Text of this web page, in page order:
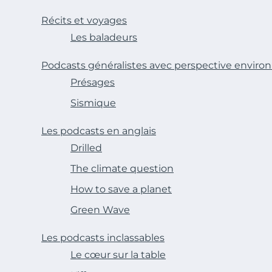
Récits et voyages
Les baladeurs
Podcasts généralistes avec perspective
Présages
Sismique
Les podcasts en anglais
Drilled
The climate question
How to save a planet
Green Wave
Les podcasts inclassables
Le cœur sur la table